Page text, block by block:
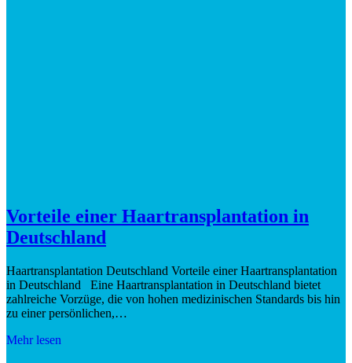
Vorteile einer Haartransplantation in
Deutschland
Haartransplantation Deutschland Vorteile einer Haartransplantation
in Deutschland Eine Haartransplantation in Deutschland bietet
zahlreiche Vorzüge, die von hohen medizinischen Standards bis hin
zu einer persönlichen,…
Mehr lesen